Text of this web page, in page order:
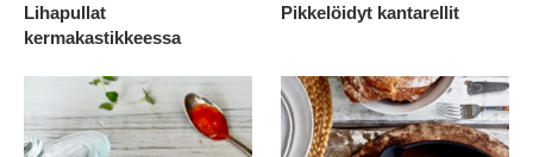
Lihapullat
kermakastikkeessa
Pikkelöidyt kantarellit